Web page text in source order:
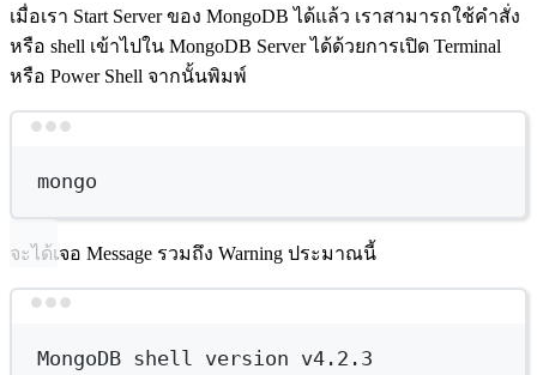
เมื่อเรา Start Server ของ MongoDB ได้แล้ว เราสามารถใช้คำสั่ง
หรือ shell เข้าไปใน MongoDB Server ได้ด้วยการเปิด Terminal
หรือ Power Shell จากนั้นพิมพ์
mongo
จะได้เจอ Message รวมถึง Warning ประมาณนี้
MongoDB shell version v4.2.3